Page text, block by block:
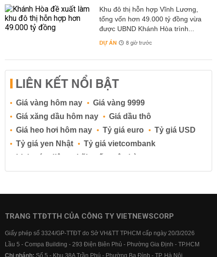
Khu đô thị hỗn hợp Vĩnh Lương,
tổng vốn hơn 49.000 tỷ đồng vừa
được UBND Khánh Hòa trình...
DỰ ÁN 8 giờ trước
LIÊN KẾT NỔI BẬT
Giá vàng hôm nay
Giá vàng 9999
Giá xăng dầu hôm nay
Giá dầu thô
Giá heo hơi hôm nay
Tỷ giá euro
Tỷ giá USD
Tỷ giá yen Nhật
Tỷ giá vietcombank
Lịch cúp điện
Lãi suất ngân hàng
Lãi suất tiết kiệm
Lãi suất tiền gửi
Lãi suất ngân hàng BIDV
Lãi suất ngân hàng Vietcombank
TRANG TTĐTTH CỦA CÔNG TY VIETNEWSCORP
Giấy phép số 3324/GP-TTĐT do Sở VH&TT TPHCM cấp ngày 20/3/2026
Lầu 5 - Compa Building - 293 Điện Biên Phủ - Phường Gia Định - TP.HCM